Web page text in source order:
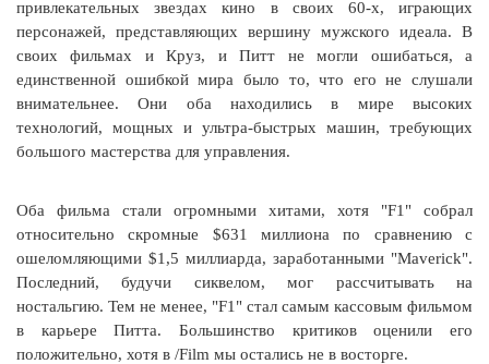
привлекательных звездах кино в своих 60-х, играющих
персонажей, представляющих вершину мужского идеала. В
своих фильмах и Круз, и Питт не могли ошибаться, а
единственной ошибкой мира было то, что его не слушали
внимательнее. Они оба находились в мире высоких
технологий, мощных и ультра-быстрых машин, требующих
большого мастерства для управления.
Оба фильма стали огромными хитами, хотя "F1" собрал
относительно скромные $631 миллиона по сравнению с
ошеломляющими $1,5 миллиарда, заработанными "Maverick".
Последний, будучи сиквелом, мог рассчитывать на
ностальгию. Тем не менее, "F1" стал самым кассовым фильмом
в карьере Питта. Большинство критиков оценили его
положительно, хотя в /Film мы остались не в восторге.